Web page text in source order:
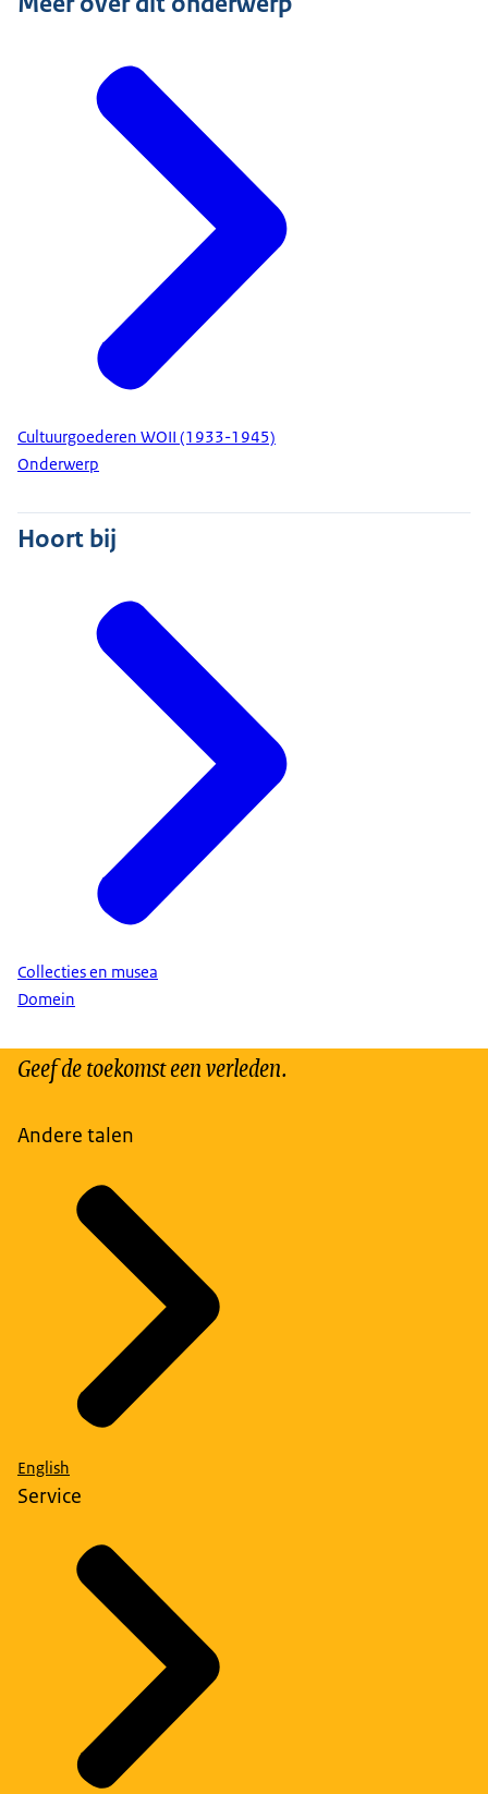
Cultuurgoederen WOII (1933-1945)
Onderwerp
Hoort bij
Collecties en musea
Domein
Geef de toekomst een verleden.
Andere talen
English
Service